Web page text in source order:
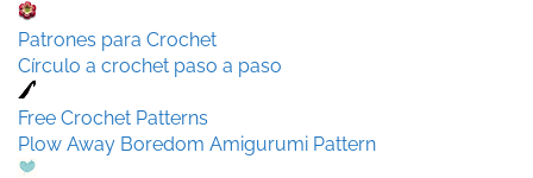
Patrones para Crochet
Círculo a crochet paso a paso
Free Crochet Patterns
Plow Away Boredom Amigurumi Pattern